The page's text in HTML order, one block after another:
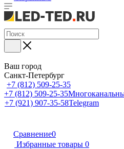
Ваш город
Санкт-Петербург
+7 (812) 509-25-35
+7 (812) 509-25-35
+7 (921) 907-35-58Telegram
Сравнение0
Избранные товары 0